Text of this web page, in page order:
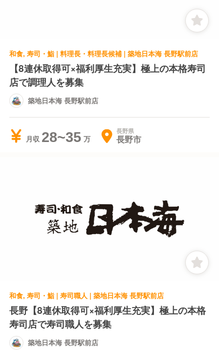
和食, 寿司・鮨 | 料理長・料理長候補 | 築地日本海 長野駅前店
【8連休取得可×福利厚生充実】極上の本格寿司
店で調理人を募集
築地日本海 長野駅前店
月収 28~35 長野県
長野市
和食, 寿司・鮨 | 寿司職人 | 築地日本海 長野駅前店
長野【8連休取得可×福利厚生充実】極上の本格
寿司店で寿司職人を募集
築地日本海 長野駅前店